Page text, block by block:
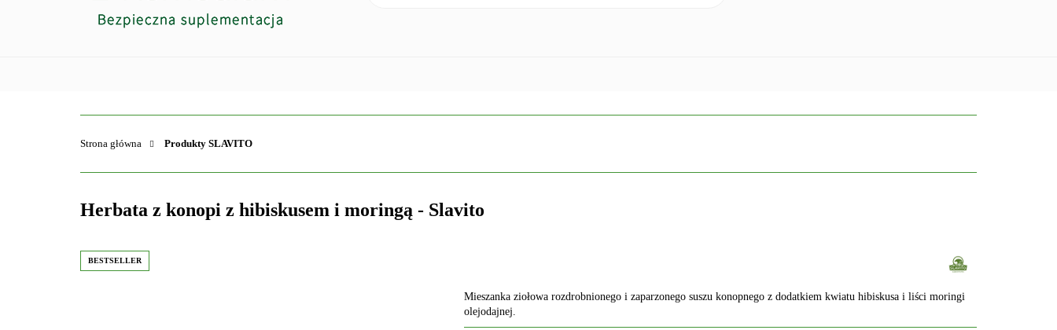
Strona główna Produkty SLAVITO
Herbata z konopi z hibiskusem i moringą - Slavito
BESTSELLER
Mieszanka ziołowa rozdrobnionego i zaparzonego suszu konopnego z dodatkiem kwiatu hibiskusa i liści moringi
olejodajnej.